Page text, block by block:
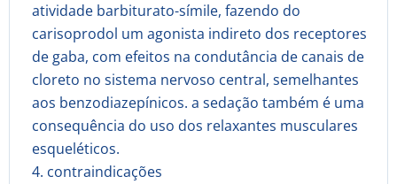
atividade barbiturato-símile, fazendo do
carisoprodol um agonista indireto dos receptores
de gaba, com efeitos na condutância de canais de
cloreto no sistema nervoso central, semelhantes
aos benzodiazepínicos. a sedação também é uma
consequência do uso dos relaxantes musculares
esqueléticos.
4. contraindicações